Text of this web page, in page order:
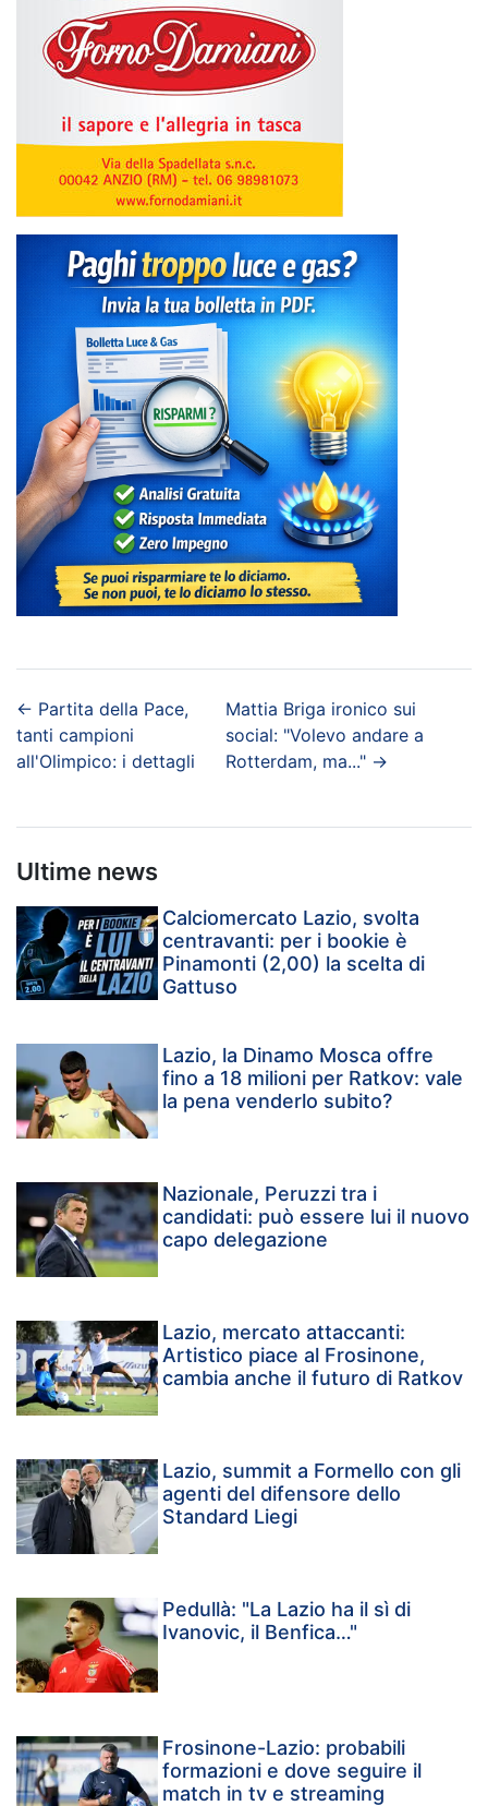
← Partita della Pace,
tanti campioni
all'Olimpico: i dettagli
Mattia Briga ironico sui
social: "Volevo andare a
Rotterdam, ma..." →
Ultime news
Calciomercato Lazio, svolta
centravanti: per i bookie è
Pinamonti (2,00) la scelta di
Gattuso
Lazio, la Dinamo Mosca offre
fino a 18 milioni per Ratkov: vale
la pena venderlo subito?
Nazionale, Peruzzi tra i
candidati: può essere lui il nuovo
capo delegazione
Lazio, mercato attaccanti:
Artistico piace al Frosinone,
cambia anche il futuro di Ratkov
Lazio, summit a Formello con gli
agenti del difensore dello
Standard Liegi
Pedullà: "La Lazio ha il sì di
Ivanovic, il Benfica…"
Frosinone-Lazio: probabili
formazioni e dove seguire il
match in tv e streaming